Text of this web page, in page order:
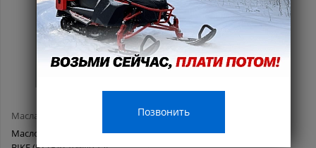
Масла и смазки
Масло MISHIMO 4T ROAD
Позвонить